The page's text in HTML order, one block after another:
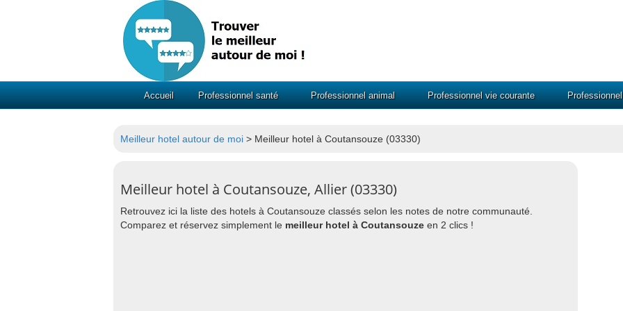
Accueil Professionnel santé Professionnel animal Professionnel vie courante
Meilleur hotel autour de moi > Meilleur hotel à Coutansouze (03330)
Meilleur hotel à Coutansouze, Allier (03330)
Retrouvez ici la liste des hotels à Coutansouze classés selon les notes de notre communauté.
Comparez et réservez simplement le meilleur hotel à Coutansouze en 2 clics !